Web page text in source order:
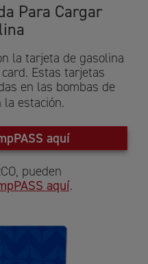
Para Cargar
la tarjeta de gasolina
Estas tarjetas
en las bombas de
estación.
aquí
pueden
aquí.